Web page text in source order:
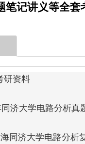
笔记讲义等全套
研资料
济大学电路分析真